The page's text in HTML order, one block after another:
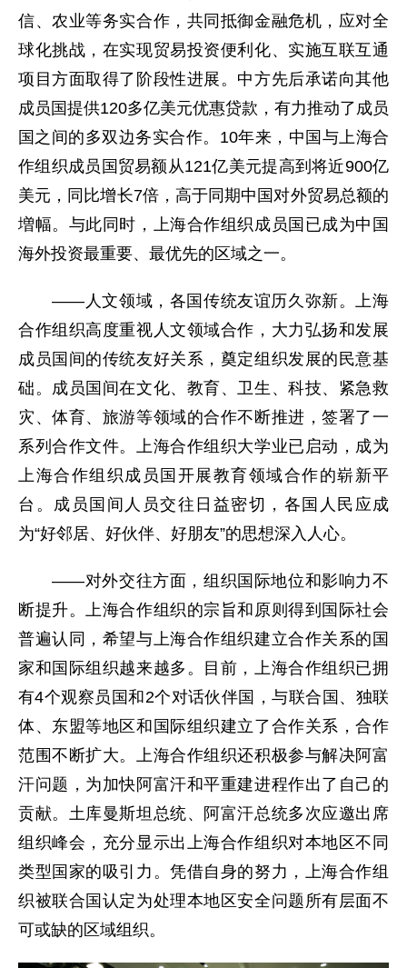
信、农业等务实合作，共同抵御金融危机，应对全
球化挑战，在实现贸易投资便利化、实施互联互通
项目方面取得了阶段性进展。中方先后承诺向其他
成员国提供120多亿美元优惠贷款，有力推动了成员
国之间的多双边务实合作。10年来，中国与上海合
作组织成员国贸易额从121亿美元提高到将近900亿
美元，同比增长7倍，高于同期中国对外贸易总额的
増幅。与此同时，上海合作组织成员国已成为中国
海外投资最重要、最优先的区域之一。
——人文领域，各国传统友谊历久弥新。上海
合作组织高度重视人文领域合作，大力弘扬和发展
成员国间的传统友好关系，奠定组织发展的民意基
础。成员国间在文化、教育、卫生、科技、紧急救
灾、体育、旅游等领域的合作不断推进，签署了一
系列合作文件。上海合作组织大学业已启动，成为
上海合作组织成员国开展教育领域合作的崭新平
台。成员国间人员交往日益密切，各国人民应成
为“好邻居、好伙伴、好朋友”的思想深入人心。
——对外交往方面，组织国际地位和影响力不
断提升。上海合作组织的宗旨和原则得到国际社会
普遍认同，希望与上海合作组织建立合作关系的国
家和国际组织越来越多。目前，上海合作组织已拥
有4个观察员国和2个对话伙伴国，与联合国、独联
体、东盟等地区和国际组织建立了合作关系，合作
范围不断扩大。上海合作组织还积极参与解决阿富
汗问题，为加快阿富汗和平重建进程作出了自己的
贡献。土库曼斯坦总统、阿富汗总统多次应邀出席
组织峰会，充分显示出上海合作组织对本地区不同
类型国家的吸引力。凭借自身的努力，上海合作组
织被联合国认定为处理本地区安全问题所有层面不
可或缺的区域组织。